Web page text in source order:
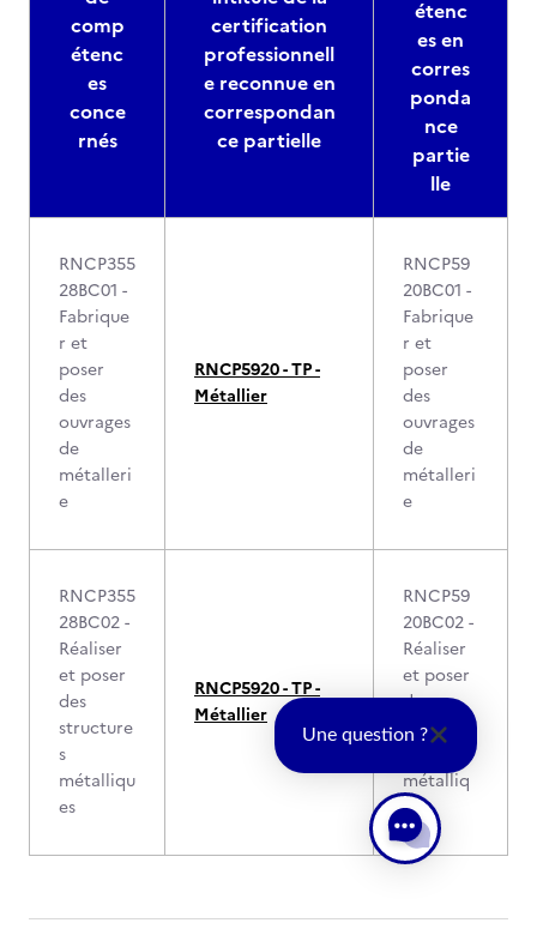
comp
étenc
es
conce
rnés
certification
professionnell
e reconnue en
correspondan
ce partielle
étenc
es en
corres
ponda
nce
partie
lle
RNCP355
28BC01 -
Fabrique
r et
poser
des
ouvrages
de
métalleri
e
RNCP5920 - TP -
Métallier
RNCP59
20BC01 -
Fabrique
r et
poser
des
ouvrages
de
métalleri
e
RNCP355
28BC02 -
Réaliser
et poser
des
structure
s
métalliqu
es
RNCP5920 - TP -
Métallier
RNCP59
20BC02 -
Réaliser
et poser
des
structure
métalliq
ues
Une question ?